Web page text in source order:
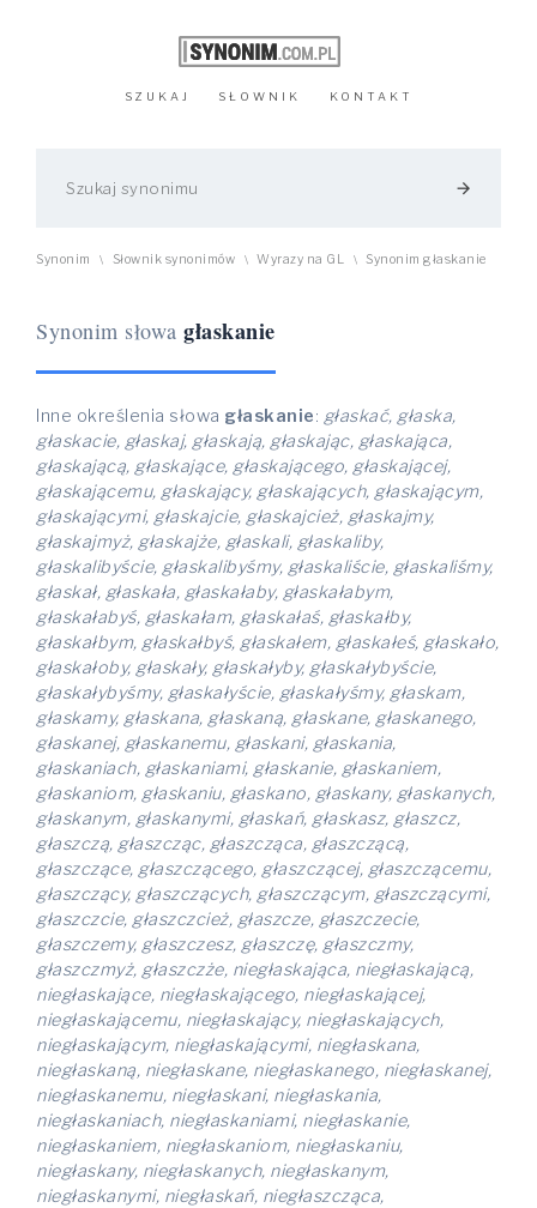
SZUKAJ SŁOWNIK KONTAKT
arrow_forward
Synonim \ Słownik synonimów \ Wyrazy na GL \ Synonim głaskanie
Synonim słowa głaskanie
Inne określenia słowa głaskanie: głaskać, głaska,
głaskacie, głaskaj, głaskają, głaskając, głaskająca,
głaskającą, głaskające, głaskającego, głaskającej,
głaskającemu, głaskający, głaskających, głaskającym,
głaskającymi, głaskajcie, głaskajcież, głaskajmy,
głaskajmyż, głaskajże, głaskali, głaskaliby,
głaskalibyście, głaskalibyśmy, głaskaliście, głaskaliśmy,
głaskał, głaskała, głaskałaby, głaskałabym,
głaskałabyś, głaskałam, głaskałaś, głaskałby,
głaskałbym, głaskałbyś, głaskałem, głaskałeś, głaskało,
głaskałoby, głaskały, głaskałyby, głaskałybyście,
głaskałybyśmy, głaskałyście, głaskałyśmy, głaskam,
głaskamy, głaskana, głaskaną, głaskane, głaskanego,
głaskanej, głaskanemu, głaskani, głaskania,
głaskaniach, głaskaniami, głaskanie, głaskaniem,
głaskaniom, głaskaniu, głaskano, głaskany, głaskanych,
głaskanym, głaskanymi, głaskań, głaskasz, głaszcz,
głaszczą, głaszcząc, głaszcząca, głaszczącą,
głaszczące, głaszczącego, głaszczącej, głaszczącemu,
głaszczący, głaszczących, głaszczącym, głaszczącymi,
głaszczcie, głaszczcież, głaszcze, głaszczecie,
głaszczemy, głaszczesz, głaszczę, głaszczmy,
głaszczmyż, głaszczże, niegłaskająca, niegłaskającą,
niegłaskające, niegłaskającego, niegłaskającej,
niegłaskającemu, niegłaskający, niegłaskających,
niegłaskającym, niegłaskającymi, niegłaskana,
niegłaskaną, niegłaskane, niegłaskanego, niegłaskanej,
niegłaskanemu, niegłaskani, niegłaskania,
niegłaskaniach, niegłaskaniami, niegłaskanie,
niegłaskaniem, niegłaskaniom, niegłaskaniu,
niegłaskany, niegłaskanych, niegłaskanym,
niegłaskanymi, niegłaskań, niegłaszcząca,